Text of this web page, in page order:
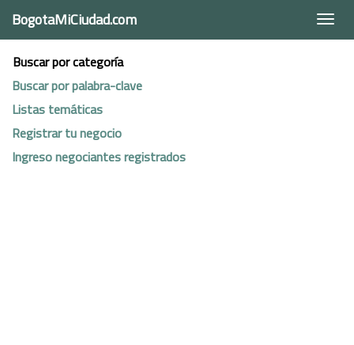
BogotaMiCiudad.com
Buscar por categoría
Buscar por palabra-clave
Listas temáticas
Registrar tu negocio
Ingreso negociantes registrados